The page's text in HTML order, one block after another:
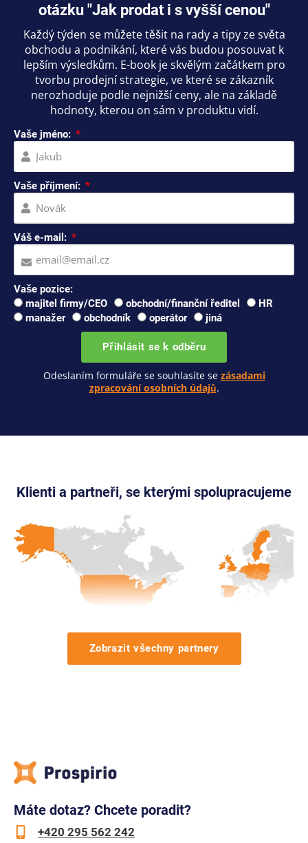
otázku "Jak prodat i s vyšší cenou"
Každý týden se můžete těšit na rady a tipy ze světa
obchodu a podnikání, které vás budou posouvat k
lepším výsledkům. E-book je skvělým začátkem pro
tvorbu prodejní strategie, ve které se zákazník
nerozhoduje podle nejnižší ceny, ale na základě
hodnoty, kterou on sám v produktu vidí.
Vaše jméno:
Vaše příjmení:
Váš e-mail:
Vaše pozice:
majitel firmy/CEO
obchodní/finanční ředitel
HR
manažer
obchodník operátor jiná
Přihlásit se k odběru
Odeslaním formuláře se souhlasíte se zásadami
zpracování osobních údajů.
Klienti a partneři, se kterými spolupracujeme
Zobrazit všechny partnery
Máte dotaz? Chcete poradit?
+420 295 562 242